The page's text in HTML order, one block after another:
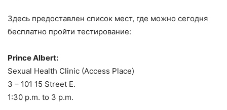
Здесь предоставлен список мест, где можно сегодня
бесплатно пройти тестирование:
Prince Albert:
Sexual Health Clinic (Access Place)
3 – 101 15 Street E.
1:30 p.m. to 3 p.m.